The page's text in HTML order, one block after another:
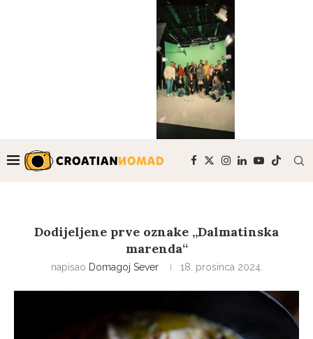
Dodijeljene prve oznake „Dalmatinska
marenda“
napisao Domagoj Sever 18. prosinca 2024.